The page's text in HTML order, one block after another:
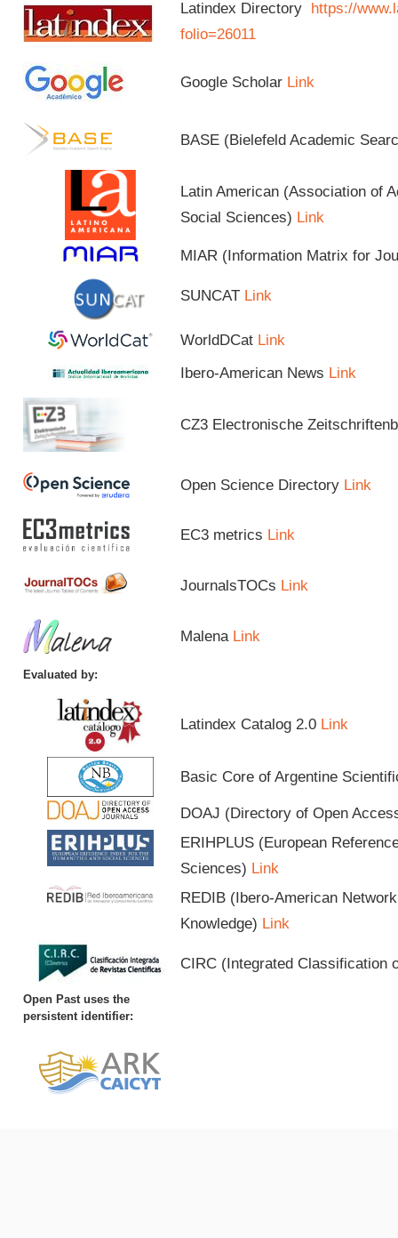
Latindex Directory https://
folio=26011
Google Scholar Link
BASE (Bielefeld Academic
Latin American (Association of
Social Sciences) Link
MIAR (Information Matrix for
SUNCAT Link
WorldDCat Link
Ibero-American News Link
CZ3 Electronische
Open Science Directory Link
EC3 metrics Link
JournalsTOCs Link
Malena Link
Evaluated by:
Latindex Catalog 2.0 Link
Basic Core of Argentine
DOAJ (Directory of Open
ERIHPLUS (European
Sciences) Link
REDIB (Ibero-American
Knowledge) Link
CIRC (Integrated Classification
Open Past uses the
persistent identifier: